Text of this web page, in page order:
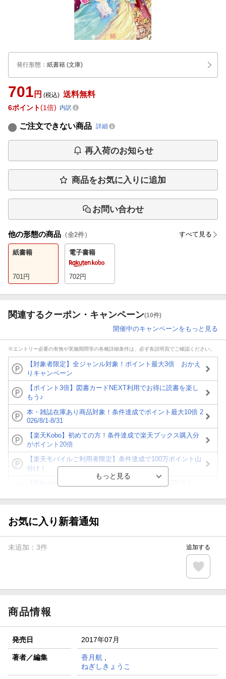
発行形態 ： 紙書籍 (文庫)
701 円 (税込) 送料無料
6ポイント 1倍 内訳
ご注文できない商品 詳細
再入荷のお知らせ
商品をお気に入りに追加
お問い合わせ
他の形態の商品 （全2件） すべて見る
紙書籍
701 円
電子書籍
702円
関連するクーポン・キャンペーン(10件)
開催中のキャンペーンをもっと見る
※エントリー必要の有無や実施期間等の各種詳細条件は、必ず各説明頁でご確認ください。
【対象者限定】全ジャンル対象！ポイント最大3倍 おかえ
りキャンペーン
【ポイント3倍】図書カードNEXT利用でお得に読書を楽し
もう♪
本・雑誌在庫あり商品対象！条件達成でポイント最大10倍 2
026/8/1-8/31
【楽天Kobo】初めての方！条件達成で楽天ブックス購入分
がポイント20倍
【楽天モバイルご利用者限定】条件達成で100万ポイント山
分け！
が当たる！
楽天モバイル紹介キャンペーンの拡散で300円OFFクーポン
条件達成で楽天限定・宝塚歌劇 宙組貸切公演ペアチケット
お気に入り新着通知
未追加： 3件 追加する
商品情報
発売日 2017年07月
著者／編集 香月航
ねぎしきょうこ